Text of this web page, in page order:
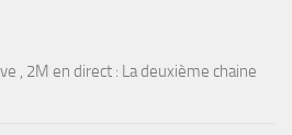
, 2M en direct : La deuxième chaine